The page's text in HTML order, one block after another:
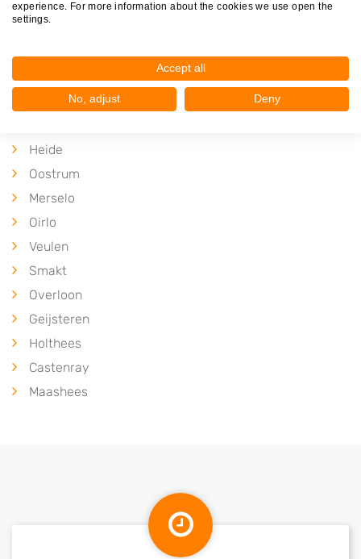
Plaatsen in de buurt
Heide
Oostrum
Merselo
Oirlo
Veulen
Smakt
Overloon
Geijsteren
Holthees
Castenray
Maashees
experience. For more information about the cookies we use open the
settings.
Accept all
No, adjust Deny